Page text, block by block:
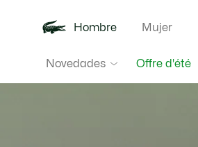
Hombre
Novedades Offre d'été
Mujer